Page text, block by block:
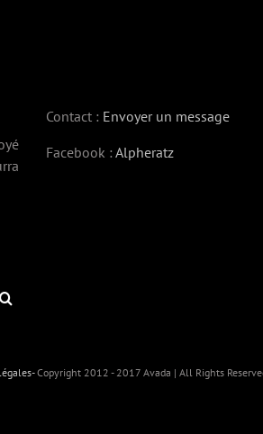
Contact : Envoyer un message
Facebook : Alpheratz
Copyright 2012 - 2017 Avada | All Rights